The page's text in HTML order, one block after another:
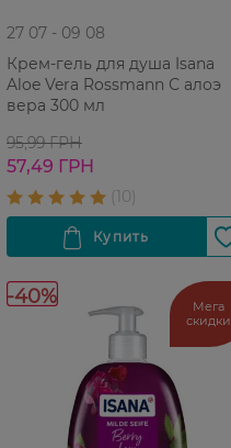
27 07 - 09 08
Крем-гель для душа Isana
Aloe Vera Rossmann С алоэ
вера 300 мл
95,99 ГРН
57,49 ГРН
-40%
Мега
скидки